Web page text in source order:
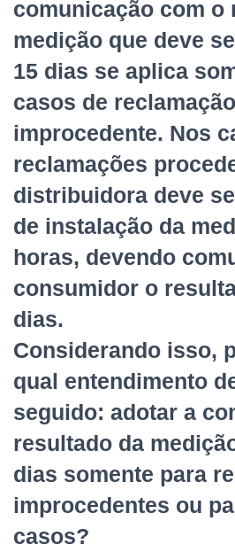
comunicação com o
medição que deve
15 dias se aplica
casos de reclamação
improcedente. Nos
reclamações
distribuidora deve
de instalação da
horas, devendo
consumidor o
dias.
Considerando isso,
qual entendimento
seguido: adotar a
resultado da
dias somente para
improcedentes ou
casos?